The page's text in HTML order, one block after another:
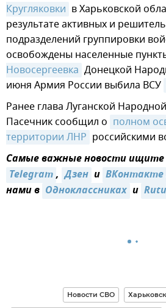
Кругляковки в Харьковской
результате активных и
подразделений группировки
освобождены населенные
Новосергеевка Донецкой
июня Армия России выбила ВСУ
Ранее глава Луганской
Пасечник сообщил о полном
территории ЛНР российскими
Самые важные новости ищите
Telegram, Дзен и ВКонтакте
нами в Одноклассниках и
Новости СВО